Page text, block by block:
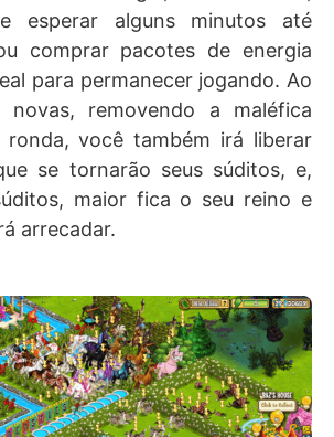
esperar alguns minutos até
comprar pacotes de energia
para permanecer jogando. Ao
novas, removendo a maléfica
você também irá liberar
se tornarão seus súditos, e,
maior fica o seu reino e
arrecadar.